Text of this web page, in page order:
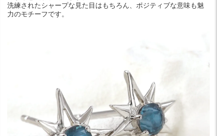
洗練されたシャープな見た目はもちろん、ポジティブな意味も魅
力のモチーフです。